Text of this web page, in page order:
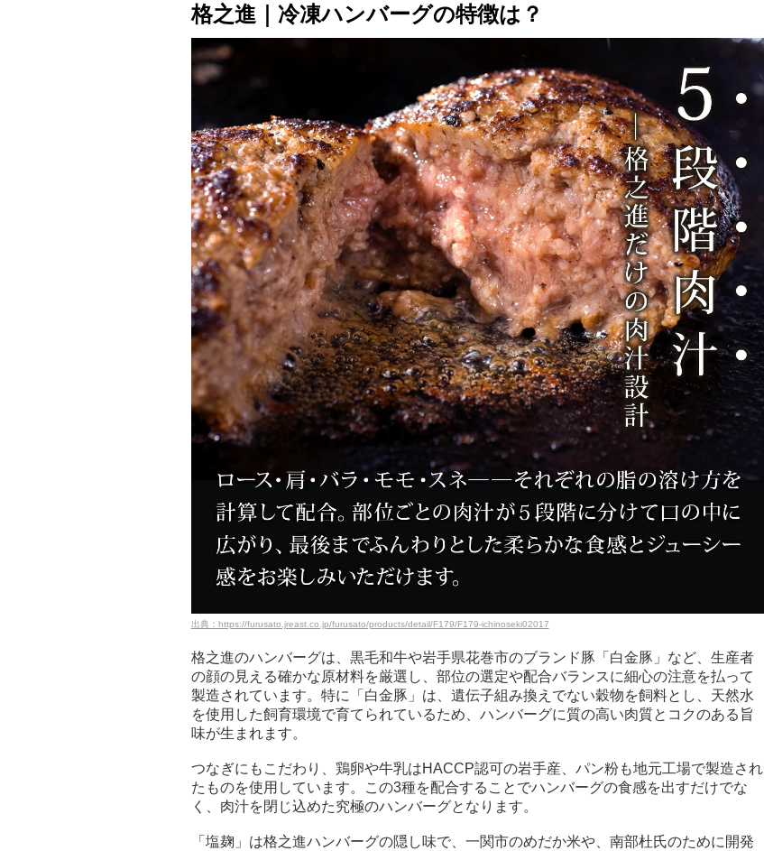
格之進｜冷凍ハンバーグの特徴は？
出典：https://furusato.jreast.co.jp/furusato/products/detail/F179/F179-ichinoseki02017
格之進のハンバーグは、黒毛和牛や岩手県花巻市のブランド豚「白金豚」など、生産者
の顔の見える確かな原材料を厳選し、部位の選定や配合バランスに細心の注意を払って
製造されています。特に「白金豚」は、遺伝子組み換えでない穀物を飼料とし、天然水
を使用した飼育環境で育てられているため、ハンバーグに質の高い肉質とコクのある旨
味が生まれます。
つなぎにもこだわり、鶏卵や牛乳はHACCP認可の岩手産、パン粉も地元工場で製造され
たものを使用しています。この3種を配合することでハンバーグの食感を出すだけでな
く、肉汁を閉じ込めた究極のハンバーグとなります。
「塩麹」は格之進ハンバーグの隠し味で、一関市のめだか米や、南部杜氏のために開発